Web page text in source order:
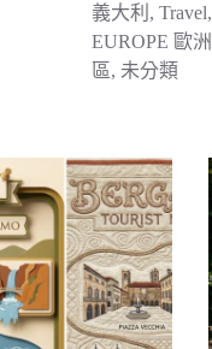
義大利 , Travel,
EUROPE 歐洲
區, 未分類